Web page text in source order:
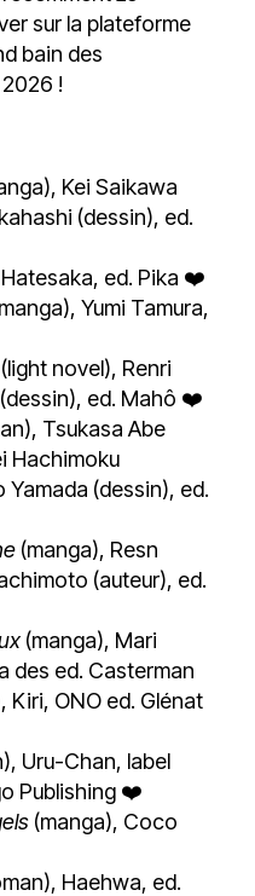
sur la plateforme
bain des
!
Kei Saikawa
(dessin), ed.
ed. Pika ❤️
Yumi Tamura,
(light novel), Renri
ed. Mahô ❤️
Tsukasa Abe
Hachimoku
(dessin), ed.
(manga), Resn
(auteur), ed.
(manga), Mari
des ed. Casterman
Kiri, ONO ed. Glénat
Uru-Chan, label
Publishing ❤️
(manga), Coco
Haehwa, ed.